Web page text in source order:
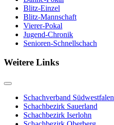
Blitz-Einzel
Blitz-Mannschaft
Vierer-Pokal
Jugend-Chronik
Senioren-Schnellschach
Weitere Links
Schachverband Südwestfalen
Schachbezirk Sauerland
Schachbezirk Iserlohn